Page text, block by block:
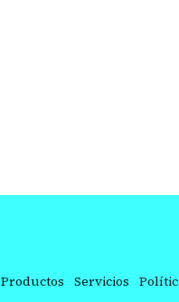
Productos Servicios